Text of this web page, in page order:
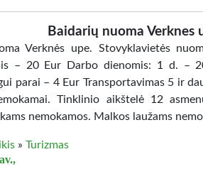
Baidarių nuoma Verknes
Verknės upe. Stovyklavietės
– 20 Eur Darbo dienomis: 1 d. –
parai – 4 Eur Transportavimas 5 ir
Tinklinio aikštelė 12
nemokamos. Malkos laužams
» Turizmas